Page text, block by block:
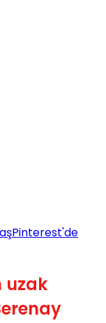
Pinterest'de
uzak